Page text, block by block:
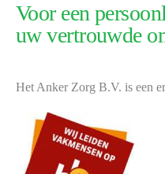
Voor een
uw vertrouwde
Het Anker Zorg B.V. is een